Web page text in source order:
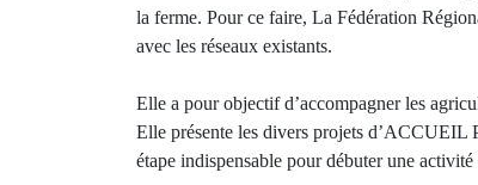
la ferme. Pour ce faire, La Fédération
avec les réseaux existants.
Elle a pour objectif d’accompagner les
Elle présente les divers projets
étape indispensable pour débuter une